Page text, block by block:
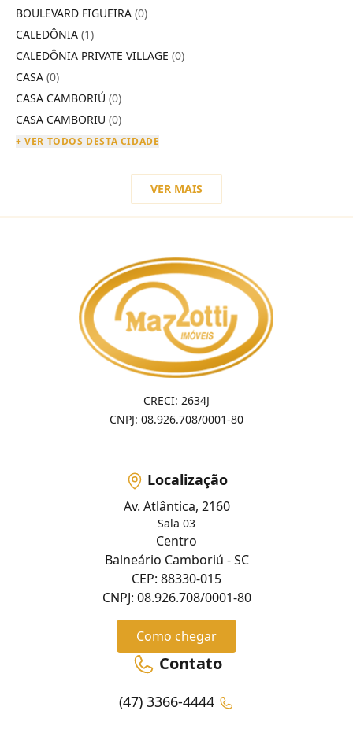
BOULEVARD FIGUEIRA (0)
CALEDÔNIA (1)
CALEDÔNIA PRIVATE VILLAGE (0)
CASA (0)
CASA CAMBORIÚ (0)
CASA CAMBORIU (0)
+ VER TODOS DESTA CIDADE
VER MAIS
CRECI: 2634J
CNPJ: 08.926.708/0001-80
Localização
Av. Atlântica, 2160
Sala 03
Centro
Balneário Camboriú - SC
CEP: 88330-015
CNPJ: 08.926.708/0001-80
Como chegar
Contato
(47) 3366-4444